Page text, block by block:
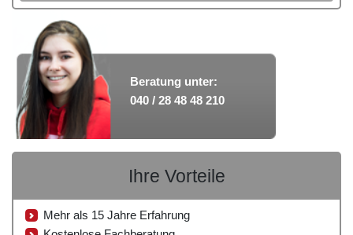
Beratung unter:
040 / 28 48 48 210
Ihre Vorteile
Mehr als 15 Jahre Erfahrung